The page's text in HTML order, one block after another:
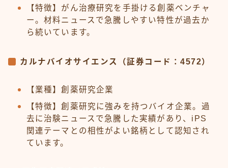
【特徴】がん治療研究を手掛ける創薬ベンチャ
ー。材料ニュースで急騰しやすい特性が過去か
ら続いています。
カルナバイオサイエンス（証券コード：4572）
【業種】創薬研究企業
【特徴】創薬研究に強みを持つバイオ企業。過
去に治験ニュースで急騰した実績があり、iPS
関連テーマとの相性がよい銘柄として認知され
ています。